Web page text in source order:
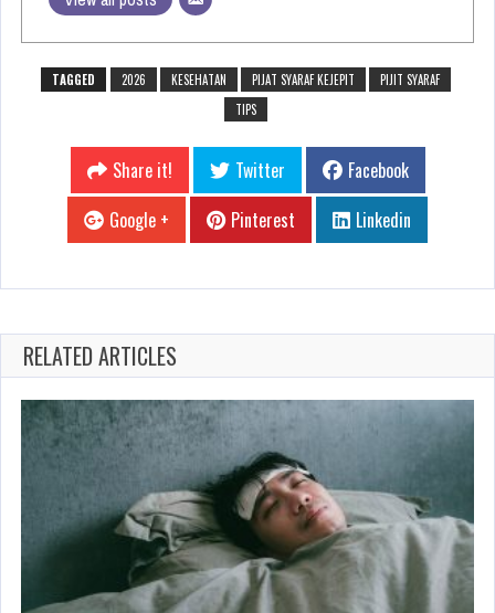
TAGGED 2026 KESEHATAN PIJAT SYARAF KEJEPIT
PIJIT SYARAF
TIPS
Share it! Twitter
Facebook
Google +
Pinterest Linkedin
RELATED ARTICLES